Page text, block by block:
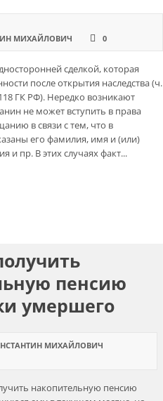
МИХАЙЛОВИЧ
0
сделкой, которая
после открытия наследства (ч.
ГК РФ). Нередко возникают
не может вступить в права
в связи с тем, что в
его фамилия, имя и (или)
и пр. В этих случаях факт...
пенсию
умершего
МИХАЙЛОВИЧ
накопительную пенсию